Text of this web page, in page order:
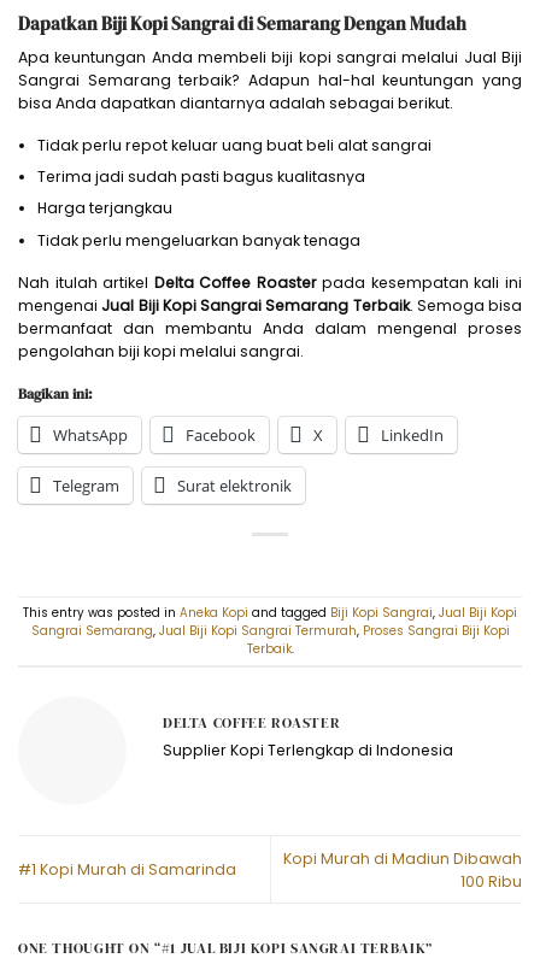
Dapatkan Biji Kopi Sangrai di Semarang Dengan Mudah
Apa keuntungan Anda membeli biji kopi sangrai melalui Jual Biji
Sangrai Semarang terbaik? Adapun hal-hal keuntungan yang
bisa Anda dapatkan diantarnya adalah sebagai berikut.
Tidak perlu repot keluar uang buat beli alat sangrai
Terima jadi sudah pasti bagus kualitasnya
Harga terjangkau
Tidak perlu mengeluarkan banyak tenaga
Nah itulah artikel Delta Coffee Roasterpada kesempatan kali ini
mengenai Jual Biji Kopi Sangrai Semarang Terbaik. Semoga bisa
bermanfaat dan membantu Anda dalam mengenal proses
pengolahan biji kopi melalui sangrai.
Bagikan ini:
WhatsApp Facebook X LinkedIn
Telegram Surat elektronik
This entry was posted in Aneka Kopi and tagged Biji Kopi Sangrai, Jual Biji Kopi
Sangrai Semarang, Jual Biji Kopi Sangrai Termurah, Proses Sangrai Biji Kopi
Terbaik.
DELTA COFFEE ROASTER
Supplier Kopi Terlengkap di Indonesia
#1 Kopi Murah di Samarinda
Kopi Murah di Madiun Dibawah
100 Ribu
ONE THOUGHT ON “#1 JUAL BIJI KOPI SANGRAI TERBAIK”